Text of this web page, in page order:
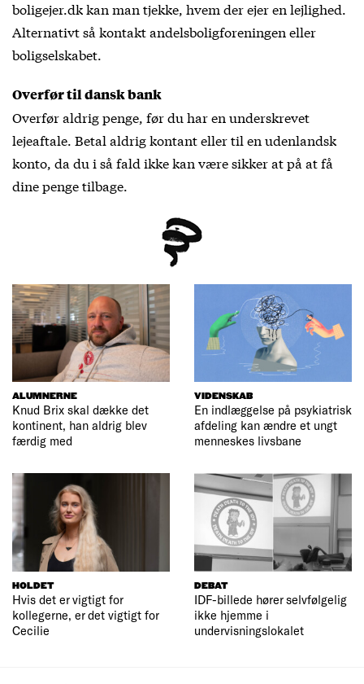
boligejer.dk kan man tjekke, hvem der ejer en lejlighed.
Alternativt så kontakt andelsboligforeningen eller
boligselskabet.
Overfør til dansk bank
Overfør aldrig penge, før du har en underskrevet
lejeaftale. Betal aldrig kontant eller til en udenlandsk
konto, da du i så fald ikke kan være sikker at på at få
dine penge tilbage.
ALUMNERNE
Knud Brix skal dække det
kontinent, han aldrig blev
færdig med
VIDENSKAB
En indlæggelse på psykiatrisk
afdeling kan ændre et ungt
menneskes livsbane
HOLDET
Hvis det er vigtigt for
kollegerne, er det vigtigt for
Cecilie
DEBAT
IDF-billede hører selvfølgelig
ikke hjemme i
undervisningslokalet